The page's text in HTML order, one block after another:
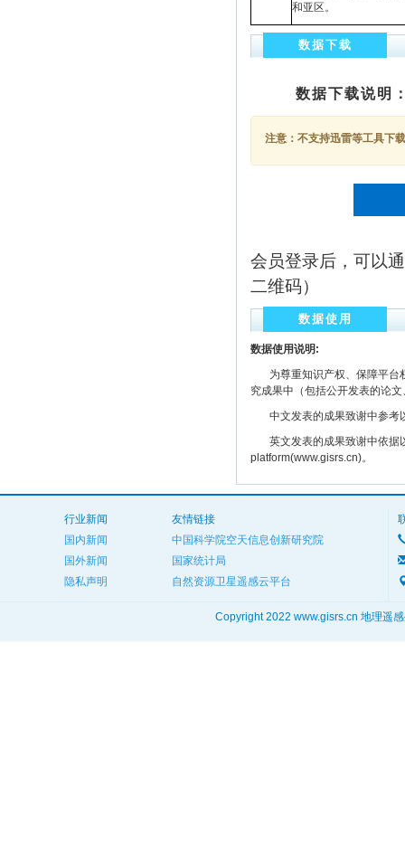
和亚区。
数据下载
数据下载说明
注意：不支持迅雷等工具下
会员登录后，可以
二维码）
数据使用
数据使用说明:
为尊重知识产权、保障平台
究成果中（包括公开发表的论
中文发表的成果致谢中参考
英文发表的成果致谢中依据
platform(www.gisrs.cn)。
行业新闻
国内新闻
国外新闻
隐私声明
友情链接
中国科学院空天信息创新研究院
国家统计局
自然资源卫星遥感云平台
Copyright 2022 www.gisrs.cn 地理遥